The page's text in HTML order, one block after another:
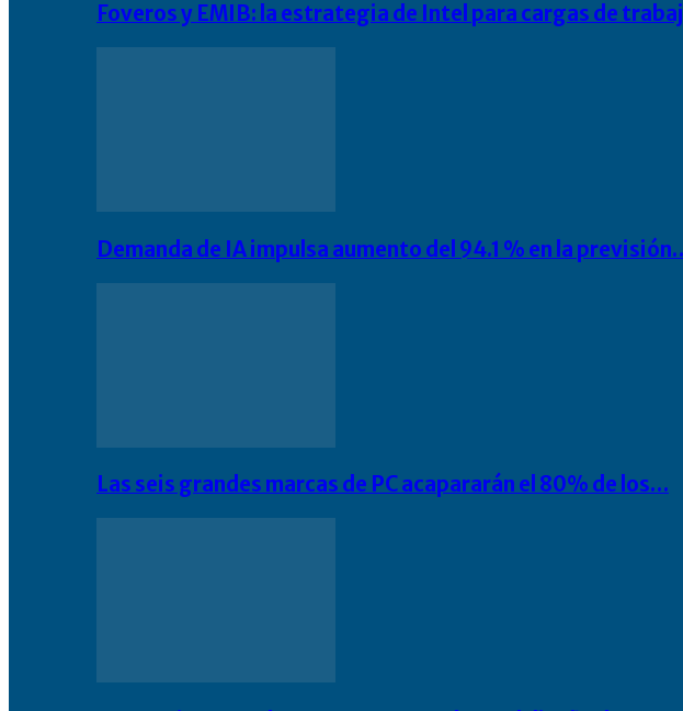
Foveros y EMIB: la estrategia de Intel para cargas de
Demanda de IA impulsa aumento del 94.1 % en la
Las seis grandes marcas de PC acapararán el 80% de los…